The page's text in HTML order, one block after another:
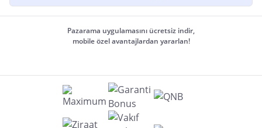
Pazarama uygulamasını ücretsiz indir,
mobile özel avantajlardan yararlan!